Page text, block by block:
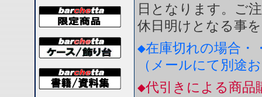
日となります。ご
休日明けとなる事
◆在庫切れの場合・
（メールにて別途
◆代引きによる商品